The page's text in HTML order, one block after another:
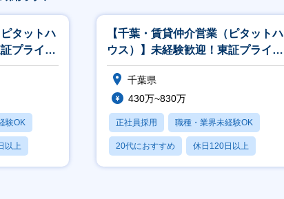
タットハ
プライム
躍推進◎
験OK
以上
【千葉・賃貸仲介営業（ピタットハ
ウス）】未経験歓迎！東証プライム
上場／年休120日／女性活躍推進◎
千葉県
430万~830万
正社員採用 職種・業界未経験OK
20代におすすめ 休日120日以上
産休・育休あり